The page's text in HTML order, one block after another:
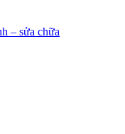
– sửa chữa